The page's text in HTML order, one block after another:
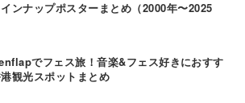
ンナップポスターまとめ（2000年〜2025
でフェス旅！音楽&フェス好きにおすす
観光スポットまとめ